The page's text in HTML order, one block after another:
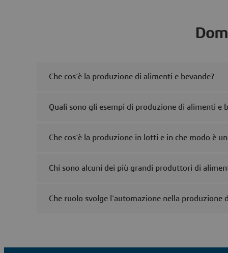
Che cos'è la produzione di alimenti e bevande?
Quali sono gli esempi di produzione di alimenti e
Che cos'è la produzione in lotti e in che modo è
Chi sono alcuni dei più grandi produttori di
Che ruolo svolge l'automazione nella produzione